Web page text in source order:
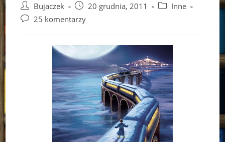
Post
author:
Bujaczek
Post
published:
20 grudnia, 2011
PostInne
Post25 komentarzy